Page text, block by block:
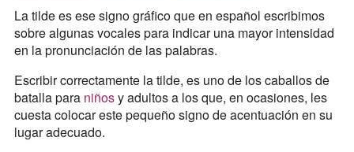
La tilde es ese signo gráfico que en español escribimos
sobre algunas vocales para indicar una mayor intensidad
en la pronunciación de las palabras.
Escribir correctamente la tilde, es uno de los caballos de
batalla para niñosy adultos a los que, en ocasiones, les
cuesta colocar este pequeño signo de acentuación en su
lugar adecuado.